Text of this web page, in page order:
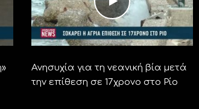
Ανησυχία για τη νεανική βία μετά
την επίθεση σε 17χρονο στο Ρίο